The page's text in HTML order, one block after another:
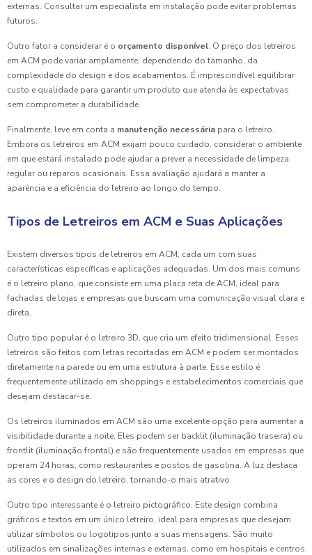
externas. Consultar um especialista em instalação pode evitar problemas
futuros.
Outro fator a considerar é o orçamento disponível. O preço dos letreiros
em ACM pode variar amplamente, dependendo do tamanho, da
complexidade do design e dos acabamentos. É imprescindível equilibrar
custo e qualidade para garantir um produto que atenda às expectativas
sem comprometer a durabilidade.
Finalmente, leve em conta a manutenção necessária para o letreiro.
Embora os letreiros em ACM exijam pouco cuidado, considerar o ambiente
em que estará instalado pode ajudar a prever a necessidade de limpeza
regular ou reparos ocasionais. Essa avaliação ajudará a manter a
aparência e a eficiência do letreiro ao longo do tempo.
Tipos de Letreiros em ACM e Suas Aplicações
Existem diversos tipos de letreiros em ACM, cada um com suas
características específicas e aplicações adequadas. Um dos mais comuns
é o letreiro plano, que consiste em uma placa reta de ACM, ideal para
fachadas de lojas e empresas que buscam uma comunicação visual clara e
direta.
Outro tipo popular é o letreiro 3D, que cria um efeito tridimensional. Esses
letreiros são feitos com letras recortadas em ACM e podem ser montados
diretamente na parede ou em uma estrutura à parte. Esse estilo é
frequentemente utilizado em shoppings e estabelecimentos comerciais que
desejam destacar-se.
Os letreiros iluminados em ACM são uma excelente opção para aumentar a
visibilidade durante a noite. Eles podem ser backlit (iluminação traseira) ou
frontlit (iluminação frontal) e são frequentemente usados em empresas que
operam 24 horas, como restaurantes e postos de gasolina. A luz destaca
as cores e o design do letreiro, tornando-o mais atrativo.
Outro tipo interessante é o letreiro pictográfico. Este design combina
gráficos e textos em um único letreiro, ideal para empresas que desejam
utilizar símbolos ou logotipos junto a suas mensagens. São muito
utilizados em sinalizações internas e externas, como em hospitais e centros